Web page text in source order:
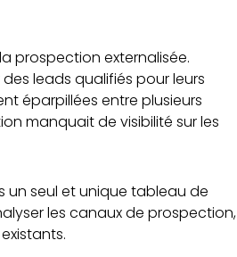
prospection externalisée.
leads qualifiés pour leurs
éparpillées entre plusieurs
manquait de visibilité sur les
un seul et unique tableau de
les canaux de prospection,